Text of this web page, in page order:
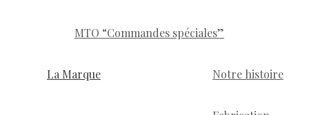
MTO “Commandes spéciales”
La Marque Notre histoire